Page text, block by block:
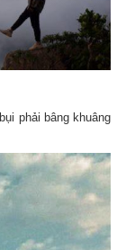
phải bâng khuâng